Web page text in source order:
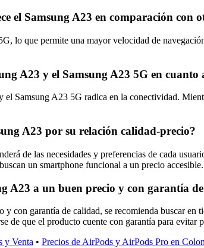
el Samsung A23 en comparación con
lo que permite una mayor velocidad de
A23 y el Samsung A23 5G en cuanto
Samsung A23 5G radica en la conectividad.
A23 por su relación calidad-precio?
de las necesidades y preferencias de cada
un smartphone funcional a un precio accesible.
A23 a un buen precio y con garantía
con garantía de calidad, se recomienda buscar
de que el producto cuente con garantía para evitar
y Venta • Precios de AirPods y AirPods Pro en